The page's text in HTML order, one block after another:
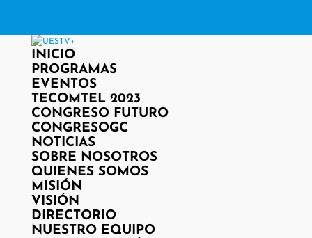
INICIO
PROGRAMAS
EVENTOS
TECOMTEL 2023
CONGRESO FUTURO
CONGRESOGC
NOTICIAS
SOBRE NOSOTROS
QUIENES SOMOS
MISIÓN
VISIÓN
DIRECTORIO
NUESTRO EQUIPO